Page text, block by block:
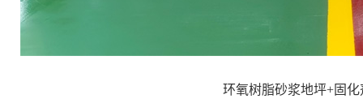
环氧树脂砂浆地坪+固